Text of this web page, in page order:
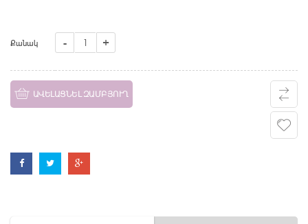
Քանակ
Շարֆ՝
quantity
ԱՎԵԼԱՑՆԵԼ ԶԱՄԲՅՈՒՂ